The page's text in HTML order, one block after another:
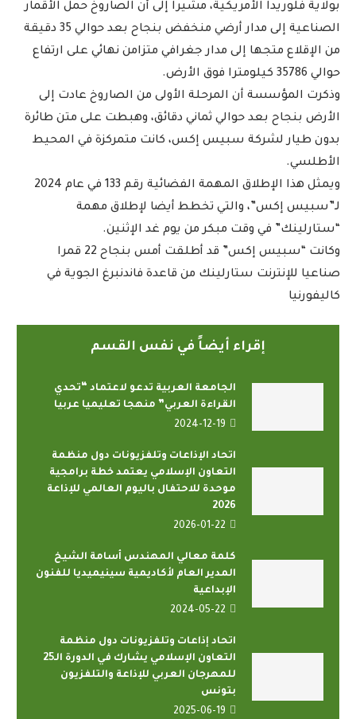
بولاية فلوريدا الأمريكية، مشيرا إلى أن الصاروخ حمل الأقمار
الصناعية إلى مدار أرضي منخفض بنجاح بعد حوالي 35 دقيقة
من الإقلاع متجها إلى مدار جغرافي متزامن نهائي على ارتفاع
حوالي 35786 كيلومترا فوق الأرض.
وذكرت المؤسسة أن المرحلة الأولى من الصاروخ عادت إلى
الأرض بنجاح بعد حوالي ثماني دقائق، وهبطت على متن طائرة
بدون طيار لشركة سبيس إكس، كانت متمركزة في المحيط
الأطلسي.
ويمثل هذا الإطلاق المهمة الفضائية رقم 133 في عام 2024
لـ”سبيس إكس”، والتي تخطط أيضا لإطلاق مهمة
“ستارلينك” في وقت مبكر من يوم غد الإثنين.
وكانت “سبيس إكس” قد أطلقت أمس بنجاح 22 قمرا
صناعيا للإنترنت ستارلينك من قاعدة فاندنبرغ الجوية في
كاليفورنيا
إقراء أيضاً في نفس القسم
الجامعة العربية تدعو لاعتماد “تحدي
القراءة العربي” منهجا تعليميا عربيا
2024-12-19
اتحاد الإذاعات وتلفزيونات دول منظمة
التعاون الإسلامي يعتمد خطة برامجية
موحدة للاحتفال باليوم العالمي للإذاعة
2026
2026-01-22
كلمة معالي المهندس أسامة الشيخ
المدير العام لأكاديمية سينيميديا للفنون
الإبداعية
2024-05-22
اتحاد إذاعات وتلفزيونات دول منظمة
التعاون الإسلامي يشارك في الدورة الـ25
للمهرجان العربي للإذاعة والتلفزيون
بتونس
2025-06-19